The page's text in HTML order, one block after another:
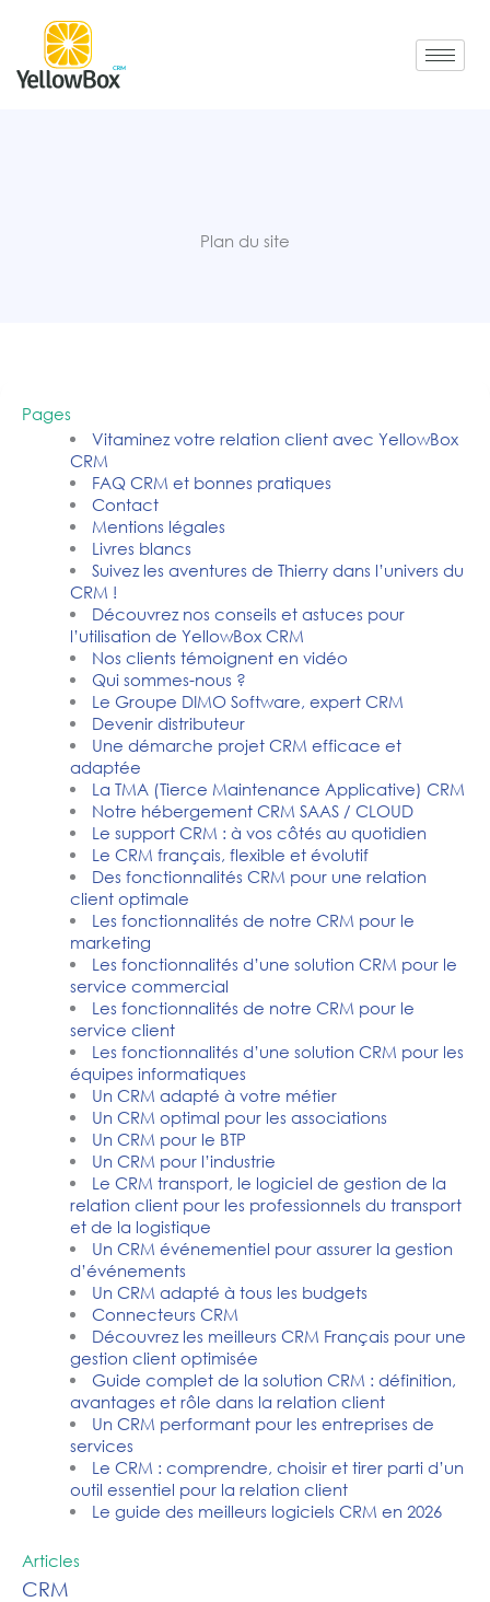
contenu
Plan du site
Pages
Vitaminez votre relation client avec YellowBox
CRM
FAQ CRM et bonnes pratiques
Contact
Mentions légales
Livres blancs
Suivez les aventures de Thierry dans l’univers du
CRM !
Découvrez nos conseils et astuces pour
l’utilisation de YellowBox CRM
Nos clients témoignent en vidéo
Qui sommes-nous ?
Le Groupe DIMO Software, expert CRM
Devenir distributeur
Une démarche projet CRM efficace et
adaptée
La TMA (Tierce Maintenance Applicative) CRM
Notre hébergement CRM SAAS / CLOUD
Le support CRM : à vos côtés au quotidien
Le CRM français, flexible et évolutif
Des fonctionnalités CRM pour une relation
client optimale
Les fonctionnalités de notre CRM pour le
marketing
Les fonctionnalités d’une solution CRM pour le
service commercial
Les fonctionnalités de notre CRM pour le
service client
Les fonctionnalités d’une solution CRM pour les
équipes informatiques
Un CRM adapté à votre métier
Un CRM optimal pour les associations
Un CRM pour le BTP
Un CRM pour l’industrie
Le CRM transport, le logiciel de gestion de la
relation client pour les professionnels du transport
et de la logistique
Un CRM événementiel pour assurer la gestion
d’événements
Un CRM adapté à tous les budgets
Connecteurs CRM
Découvrez les meilleurs CRM Français pour une
gestion client optimisée
Guide complet de la solution CRM : définition,
avantages et rôle dans la relation client
Un CRM performant pour les entreprises de
services
Le CRM : comprendre, choisir et tirer parti d’un
outil essentiel pour la relation client
Le guide des meilleurs logiciels CRM en 2026
Articles
CRM